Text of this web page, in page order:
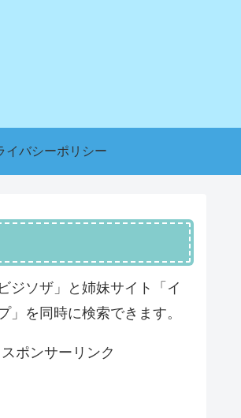
イバシーポリシー
ジソザ」と姉妹サイト「イ
」を同時に検索できます。
スポンサーリンク